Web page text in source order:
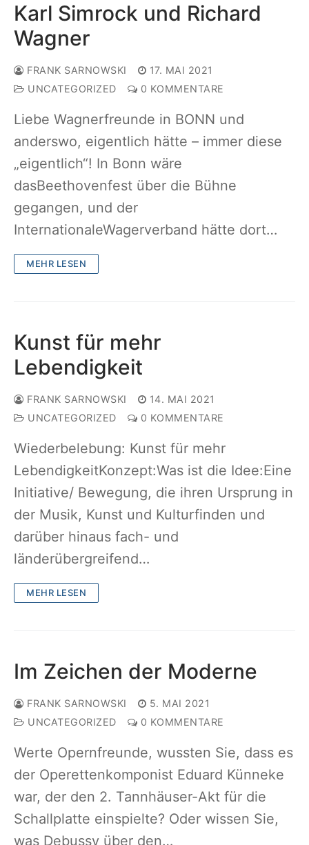
Karl Simrock und Richard
Wagner
FRANK SARNOWSKI
17. MAI 2021
UNCATEGORIZED
0 KOMMENTARE
Liebe Wagnerfreunde in BONN und
anderswo, eigentlich hätte – immer diese
„eigentlich“! In Bonn wäre
dasBeethovenfest über die Bühne
gegangen, und der
InternationaleWagerverband hätte dort…
MEHR LESEN
Kunst für mehr
Lebendigkeit
FRANK SARNOWSKI
14. MAI 2021
UNCATEGORIZED
0 KOMMENTARE
Wiederbelebung: Kunst für mehr
LebendigkeitKonzept:Was ist die Idee:Eine
Initiative/ Bewegung, die ihren Ursprung in
der Musik, Kunst und Kulturfinden und
darüber hinaus fach- und
länderübergreifend…
MEHR LESEN
Im Zeichen der Moderne
FRANK SARNOWSKI
5. MAI 2021
UNCATEGORIZED
0 KOMMENTARE
Werte Opernfreunde, wussten Sie, dass es
der Operettenkomponist Eduard Künneke
war, der den 2. Tannhäuser-Akt für die
Schallplatte einspielte? Oder wissen Sie,
was Debussy über den…